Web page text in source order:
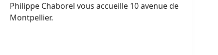
Philippe Chaborel vous accueille 10 avenue de
Montpellier.